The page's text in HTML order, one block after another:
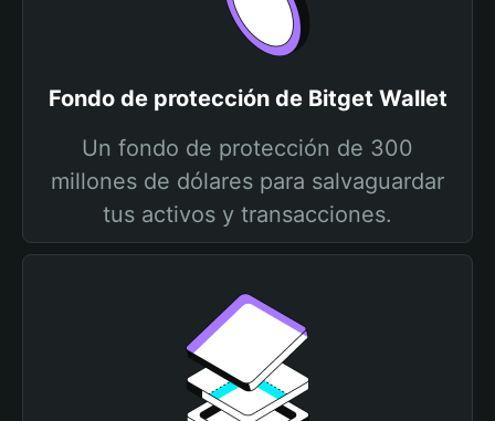
Fondo de protección de Bitget Wallet
Un fondo de protección de 300
millones de dólares para salvaguardar
tus activos y transacciones.